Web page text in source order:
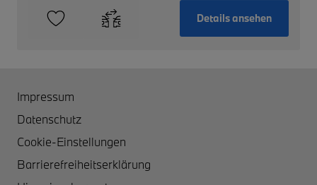
Details ansehen
Impressum
Datenschutz
Cookie-Einstellungen
Barrierefreiheitserklärung